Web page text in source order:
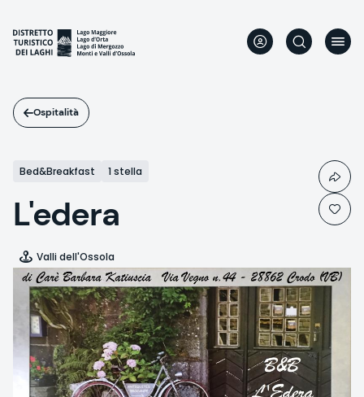
contenuto
principale
Ospitalità
Bed&Breakfast 1 stella
L'edera
Valli dell'Ossola